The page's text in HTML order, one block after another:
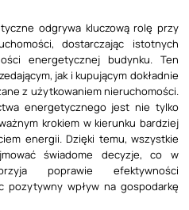
odgrywa kluczową rolę przy
dostarczając istotnych
energetycznej budynku. Ten
jak i kupującym dokładnie
z użytkowaniem nieruchomości.
energetycznego jest nie tylko
krokiem w kierunku bardziej
energii. Dzięki temu, wszystkie
świadome decyzje, co w
poprawie efektywności
pozytywny wpływ na gospodarkę